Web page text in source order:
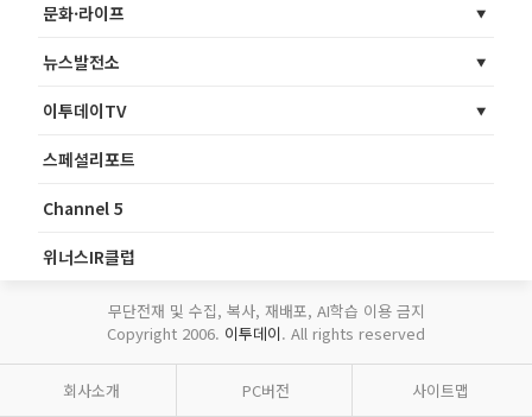
문화·라이프
뉴스발전소
이투데이TV
스페셜리포트
Channel 5
위너스IR클럽
무단전재 및 수집, 복사, 재배포, AI학습 이용 금지
Copyright 2006. 이투데이. All rights reserved
회사소개 PC버전 사이트맵